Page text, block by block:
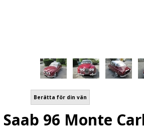
Berätta för din vän
Saab 96 Monte